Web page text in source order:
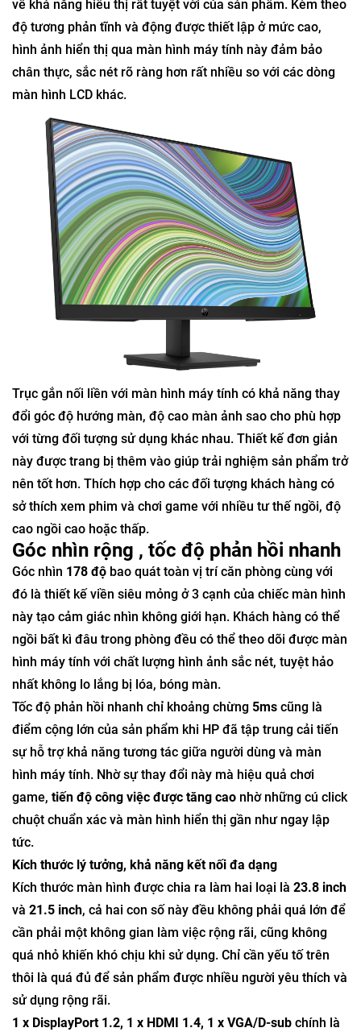
về khả năng hiểu thị rất tuyệt vời của sản phẩm. Kèm theo
độ tương phản tĩnh và động được thiết lập ở mức cao,
hình ảnh hiển thị qua màn hình máy tính này đảm bảo
chân thực, sắc nét rõ ràng hơn rất nhiều so với các dòng
màn hình LCD khác.
Trục gắn nối liền với màn hình máy tính có khả năng thay
đổi góc độ hướng màn, độ cao màn ảnh sao cho phù hợp
với từng đối tượng sử dụng khác nhau. Thiết kế đơn giản
này được trang bị thêm vào giúp trải nghiệm sản phẩm trở
nên tốt hơn. Thích hợp cho các đối tượng khách hàng có
sở thích xem phim và chơi game với nhiều tư thế ngồi, độ
cao ngồi cao hoặc thấp.
Góc nhìn rộng , tốc độ phản hồi nhanh
Góc nhìn 178 độ bao quát toàn vị trí căn phòng cùng với
đó là thiết kế viền siêu mỏng ở 3 cạnh của chiếc màn hình
này tạo cảm giác nhìn không giới hạn. Khách hàng có thể
ngồi bất kì đâu trong phòng đều có thể theo dõi được màn
hình máy tính với chất lượng hình ảnh sắc nét, tuyệt hảo
nhất không lo lắng bị lóa, bóng màn.
Tốc độ phản hồi nhanh chỉ khoảng chừng 5ms cũng là
điểm cộng lớn của sản phẩm khi HP đã tập trung cải tiến
sự hỗ trợ khả năng tương tác giữa người dùng và màn
hình máy tính. Nhờ sự thay đổi này mà hiệu quả chơi
game, tiến độ công việc được tăng cao nhờ những cú click
chuột chuẩn xác và màn hình hiển thị gần như ngay lập
tức.
Kích thước lý tưởng, khả năng kết nối đa dạng
Kích thước màn hình được chia ra làm hai loại là 23.8 inch
và 21.5 inch, cả hai con số này đều không phải quá lớn để
cần phải một không gian làm việc rộng rãi, cũng không
quá nhỏ khiến khó chịu khi sử dụng. Chỉ cần yếu tố trên
thôi là quá đủ để sản phẩm được nhiều người yêu thích và
sử dụng rộng rãi.
1 x DisplayPort 1.2, 1 x HDMI 1.4, 1 x VGA/D-sub chính là